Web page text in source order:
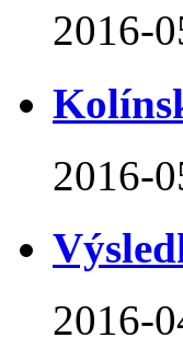
2016-
2016-
2016-